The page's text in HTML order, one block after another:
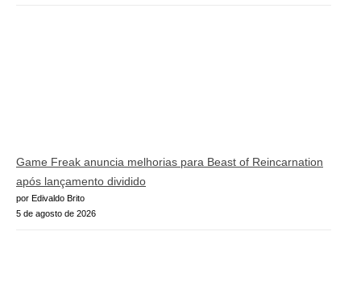
Game Freak anuncia melhorias para Beast of Reincarnation
após lançamento dividido
por Edivaldo Brito
5 de agosto de 2026